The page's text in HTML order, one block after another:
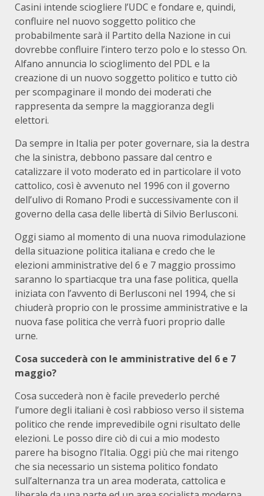
Casini intende sciogliere l’UDC e fondare e, quindi,
confluire nel nuovo soggetto politico che
probabilmente sarà il Partito della Nazione in cui
dovrebbe confluire l’intero terzo polo e lo stesso On.
Alfano annuncia lo scioglimento del PDL e la
creazione di un nuovo soggetto politico e tutto ciò
per scompaginare il mondo dei moderati che
rappresenta da sempre la maggioranza degli
elettori.
Da sempre in Italia per poter governare, sia la destra
che la sinistra, debbono passare dal centro e
catalizzare il voto moderato ed in particolare il voto
cattolico, così è avvenuto nel 1996 con il governo
dell’ulivo di Romano Prodi e successivamente con il
governo della casa delle libertà di Silvio Berlusconi.
Oggi siamo al momento di una nuova rimodulazione
della situazione politica italiana e credo che le
elezioni amministrative del 6 e 7 maggio prossimo
saranno lo spartiacque tra una fase politica, quella
iniziata con l’avvento di Berlusconi nel 1994, che si
chiuderà proprio con le prossime amministrative e la
nuova fase politica che verrà fuori proprio dalle
urne.
Cosa succederà con le amministrative del 6 e 7
maggio?
Cosa succederà non è facile prevederlo perché
l’umore degli italiani è così rabbioso verso il sistema
politico che rende imprevedibile ogni risultato delle
elezioni. Le posso dire ciò di cui a mio modesto
parere ha bisogno l’Italia. Oggi più che mai ritengo
che sia necessario un sistema politico fondato
sull’alternanza tra un area moderata, cattolica e